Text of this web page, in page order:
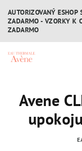
obsah
AUTORIZOVANÝ ESHOP
ZADARMO - VZORKY K
ZADARMO
Avene